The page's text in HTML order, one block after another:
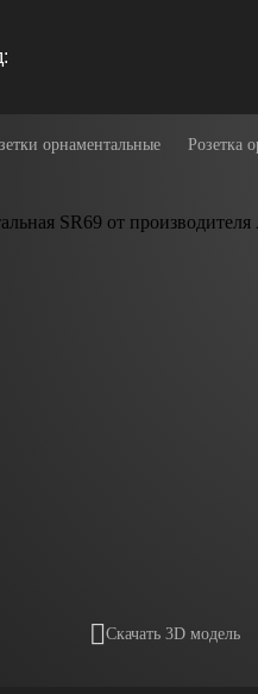
орнаментальные Розетка
Скачать 3D модель